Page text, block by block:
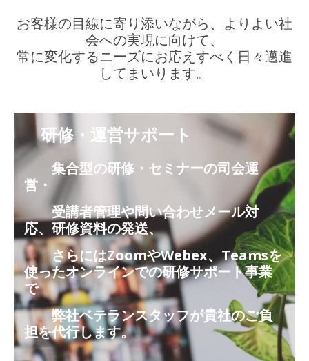
お客様の目線に寄り添いながら、よりよい社
会への実現に向けて、
常に変化するニーズにお応えすべく日々邁進
してまいります。
研修・運営サポート
集合型の研修・セミナーの司会運
営・
受講者管理や問い合わせメール対
応、研修資料の発送、
さらにはZoomやWebex、Teamsを
使ったオンラインでの研修サポート事業
で
弊社ベテランスタッフが貴社のご負
担を代行します。